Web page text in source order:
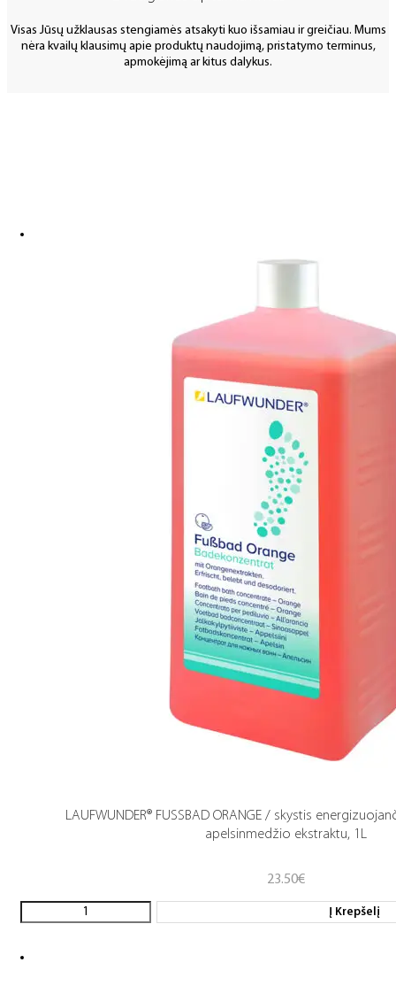
Visas Jūsų užklausas stengiamės atsakyti kuo išsamiau ir greičiau. Mums
nėra kvailų klausimų apie produktų naudojimą, pristatymo terminus,
apmokėjimą ar kitus dalykus.
LAUFWUNDER® FUSSBAD ORANGE / skystis
apelsinmedžio ekstraktu, 1L
23.50€
Į Krepšelį